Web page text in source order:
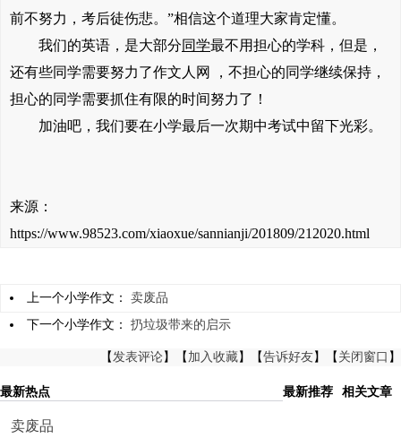
前不努力，考后徒伤悲。”相信这个道理大家肯定懂。
我们的英语，是大部分同学最不用担心的学科，但是，
还有些同学需要努力了作文人网 ，不担心的同学继续保持，
担心的同学需要抓住有限的时间努力了！
加油吧，我们要在小学最后一次期中考试中留下光彩。
来源：
https://www.98523.com/xiaoxue/sannianji/201809/212020.html
上一个小学作文： 卖废品
下一个小学作文： 扔垃圾带来的启示
【发表评论】【 加入收藏】【告诉好友】【 关闭窗口 】
最新热点 最新推荐 相关文章
卖废品